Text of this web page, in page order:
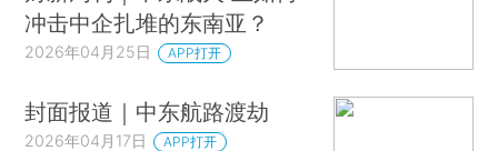
冲击中企扎堆的东南亚？
2026年04月25日 APP打开
封面报道｜中东航路渡劫
2026年04月17日 APP打开